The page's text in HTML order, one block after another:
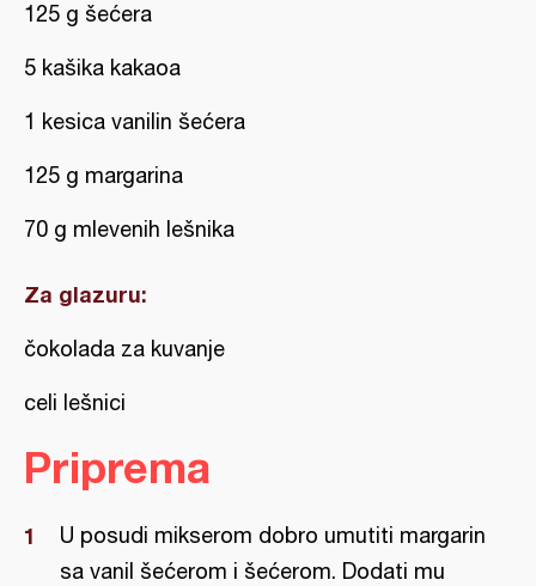
125 g šećera
5 kašika kakaoa
1 kesica vanilin šećera
125 g margarina
70 g mlevenih lešnika
Za glazuru:
čokolada za kuvanje
celi lešnici
Priprema
U posudi mikserom dobro umutiti margarin
sa vanil šećerom i šećerom. Dodati mu